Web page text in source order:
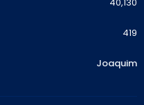
419
Joaquim